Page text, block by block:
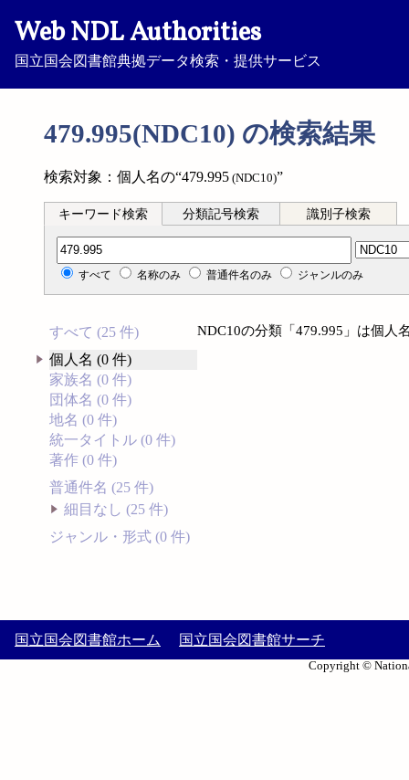
Web NDL Authorities
国立国会図書館典拠データ検索・提供サービス
479.995(NDC10) の検索結果
検索対象：個人名の“479.995 (NDC10)”
キーワード検索 分類記号検索 識別子検索
分類記号検索
すべて 名称のみ 普通件名のみ ジャンルのみ
すべて (25 件)
個人名 (0 件)
家族名 (0 件)
団体名 (0 件)
地名 (0 件)
統一タイトル (0 件)
著作 (0 件)
普通件名 (25 件)
細目なし (25 件)
ジャンル・形式 (0 件)
NDC10の分類「479.995」は個人
国立国会図書館ホーム 国立国会図書館サーチ
Copyright ©